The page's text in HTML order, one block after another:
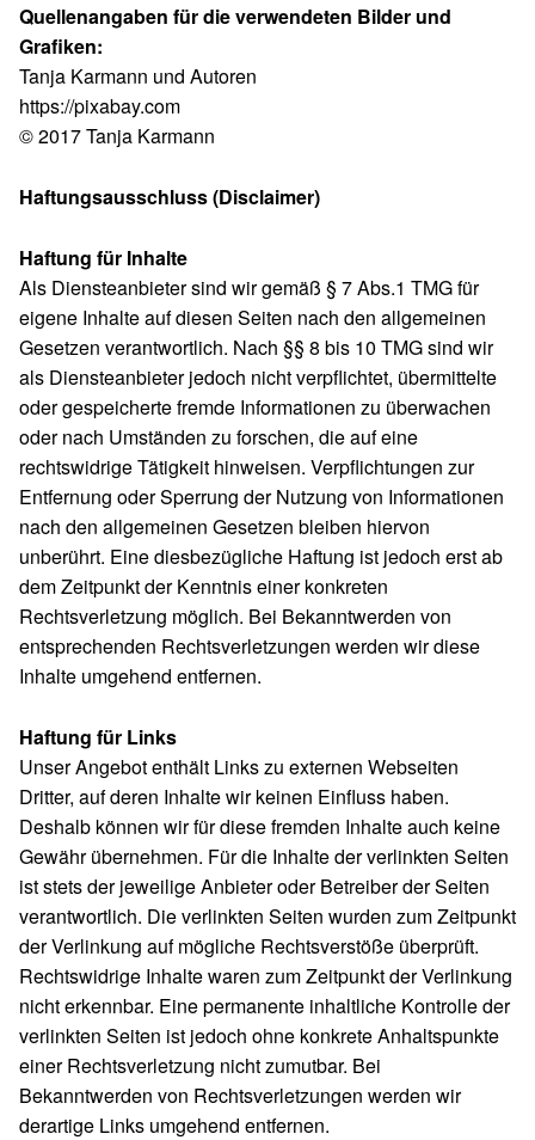
Quellenangaben für die verwendeten Bilder und
Grafiken:
Tanja Karmann und Autoren
https://pixabay.com
© 2017 Tanja Karmann
Haftungsausschluss (Disclaimer)
Haftung für Inhalte
Als Diensteanbieter sind wir gemäß § 7 Abs.1 TMG für
eigene Inhalte auf diesen Seiten nach den allgemeinen
Gesetzen verantwortlich. Nach §§ 8 bis 10 TMG sind wir
als Diensteanbieter jedoch nicht verpflichtet, übermittelte
oder gespeicherte fremde Informationen zu überwachen
oder nach Umständen zu forschen, die auf eine
rechtswidrige Tätigkeit hinweisen. Verpflichtungen zur
Entfernung oder Sperrung der Nutzung von Informationen
nach den allgemeinen Gesetzen bleiben hiervon
unberührt. Eine diesbezügliche Haftung ist jedoch erst ab
dem Zeitpunkt der Kenntnis einer konkreten
Rechtsverletzung möglich. Bei Bekanntwerden von
entsprechenden Rechtsverletzungen werden wir diese
Inhalte umgehend entfernen.
Haftung für Links
Unser Angebot enthält Links zu externen Webseiten
Dritter, auf deren Inhalte wir keinen Einfluss haben.
Deshalb können wir für diese fremden Inhalte auch keine
Gewähr übernehmen. Für die Inhalte der verlinkten Seiten
ist stets der jeweilige Anbieter oder Betreiber der Seiten
verantwortlich. Die verlinkten Seiten wurden zum Zeitpunkt
der Verlinkung auf mögliche Rechtsverstöße überprüft.
Rechtswidrige Inhalte waren zum Zeitpunkt der Verlinkung
nicht erkennbar. Eine permanente inhaltliche Kontrolle der
verlinkten Seiten ist jedoch ohne konkrete Anhaltspunkte
einer Rechtsverletzung nicht zumutbar. Bei
Bekanntwerden von Rechtsverletzungen werden wir
derartige Links umgehend entfernen.